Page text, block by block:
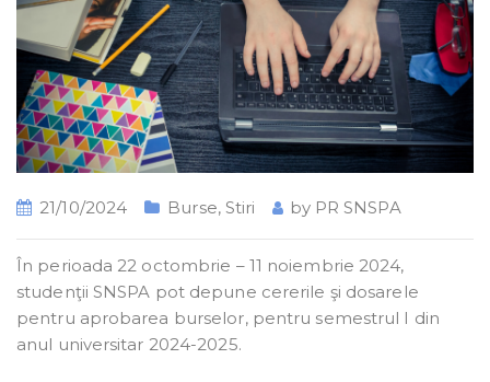
21/10/2024 Burse, Stiri by PR SNSPA
În perioada 22 octombrie – 11 noiembrie 2024,
studenţii SNSPA pot depune cererile şi dosarele
pentru aprobarea burselor, pentru semestrul I din
anul universitar 2024-2025.